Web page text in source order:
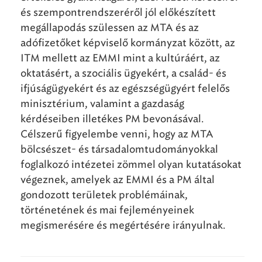
és szempontrendszeréről jól előkészített
megállapodás szülessen az MTA és az
adófizetőket képviselő kormányzat között, az
ITM mellett az EMMI mint a kultúráért, az
oktatásért, a szociális ügyekért, a család- és
ifjúságügyekért és az egészségügyért felelős
minisztérium, valamint a gazdaság
kérdéseiben illetékes PM bevonásával.
Célszerű figyelembe venni, hogy az MTA
bölcsészet- és társadalomtudományokkal
foglalkozó intézetei zömmel olyan kutatásokat
végeznek, amelyek az EMMI és a PM által
gondozott területek problémáinak,
történetének és mai fejleményeinek
megismerésére és megértésére irányulnak.